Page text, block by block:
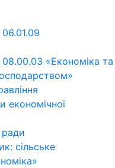
08.00.03 «Економіка та
економічної
ради
сільське